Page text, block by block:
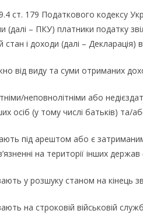
ст. 179 Податкового кодексу
(далі – ПКУ) платники податку
і доходи (далі – Декларація)
від виду та суми отриманих
неповнолітніми або
осіб (у тому числі батьків)
під арештом або є
на території інших
у розшуку станом на кінець
на строковій військовій